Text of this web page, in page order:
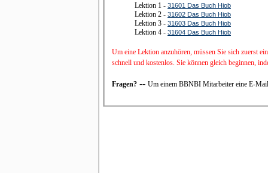
Lektion 1 - 31601 Das Buch Hiob
Lektion 2 - 31602 Das Buch Hiob
Lektion 3 - 31603 Das Buch Hiob
Lektion 4 - 31604 Das Buch Hiob
Um eine Lektion anzuhören, müssen Sie sich zuerst
schnell und kostenlos. Sie können gleich beginnen,
Fragen? -- Um einem BBNBI Mitarbeiter eine E-